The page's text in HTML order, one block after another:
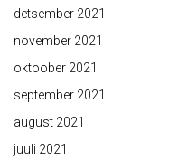
detsember 2021
november 2021
oktoober 2021
september 2021
august 2021
juuli 2021